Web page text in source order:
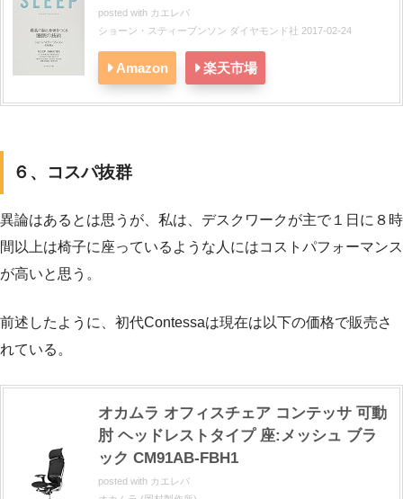
posted with カエレバ
ショーン・スティーブンソン ダイヤモンド社 2017-02-24
Amazon 楽天市場
６、コスパ抜群
異論はあるとは思うが、私は、デスクワークが主で１日に８時
間以上は椅子に座っているような人にはコストパフォーマンス
が高いと思う。
前述したように、初代Contessaは現在は以下の価格で販売さ
れている。
オカムラ オフィスチェア コンテッサ 可動
肘 ヘッドレストタイプ 座:メッシュ ブラ
ック CM91AB-FBH1
posted with カエレバ